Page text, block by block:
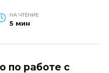
НА ЧТЕНИЕ
5 мин
по работе с